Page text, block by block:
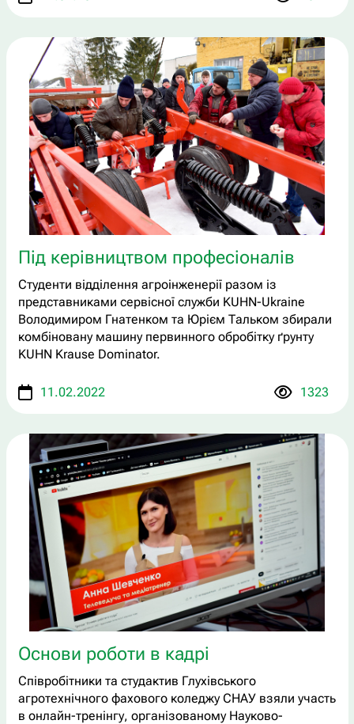
Під керівництвом професіоналів
Студенти відділення агроінженерії разом із
представниками сервісної служби KUHN-Ukraine
Володимиром Гнатенком та Юрієм Тальком збирали
комбіновану машину первинного обробітку ґрунту
KUHN Krause Dominator.
11.02.2022 1323
Основи роботи в кадрі
Співробітники та студактив Глухівського
агротехнічного фахового коледжу СНАУ взяли участь
в онлайн-тренінгу, організованому Науково-